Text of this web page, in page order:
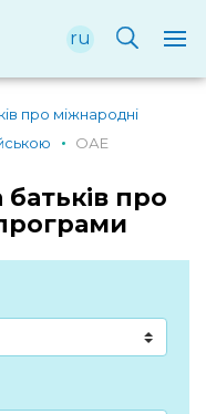
ru
про міжнародні
ОАЕ
батьків про